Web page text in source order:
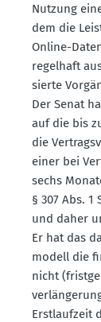
Nutzung
dem die
Online-
regelhaft
sierte
Der Senat
auf die bis
die
einer bei
sechs
§ 307 Abs.
und daher
Er hat das
modell die
nicht
Erstlaufzeit